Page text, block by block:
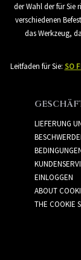
der Wahl der für Sie
verschiedenen
das Werkzeug,
Leitfaden für Sie: SO
LIEFERUNG
EINLOGGEN
ABOUT
THE COOKIE